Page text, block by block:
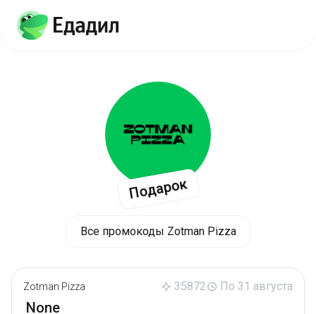
Подарок
Все промокоды Zotman Pizza
Zotman Pizza 35872 По 31 августа
None